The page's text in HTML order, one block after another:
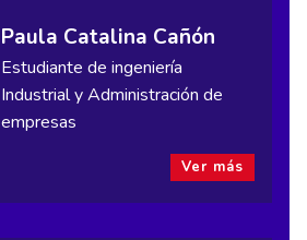
Paula Catalina Cañón
Estudiante de ingeniería
Industrial y Administración de
empresas
Ver más